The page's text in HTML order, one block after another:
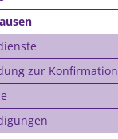
zur Konfirmation